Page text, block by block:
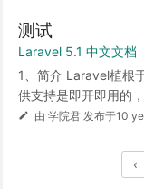
测试
Laravel 5.1 中文文档
1、简介 Laravel植根
供支持是即开即用的
由 学院君 发布于10
‹